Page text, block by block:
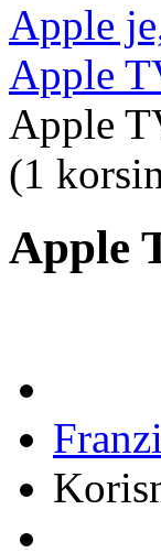
Apple
Apple
Apple
(1
Apple